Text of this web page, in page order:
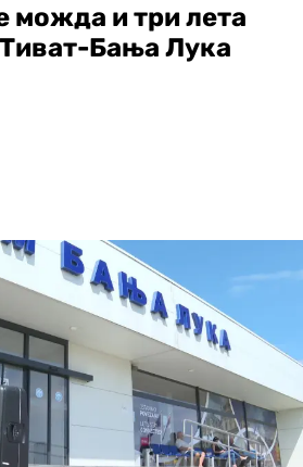
можда и три лета
Бања Лука